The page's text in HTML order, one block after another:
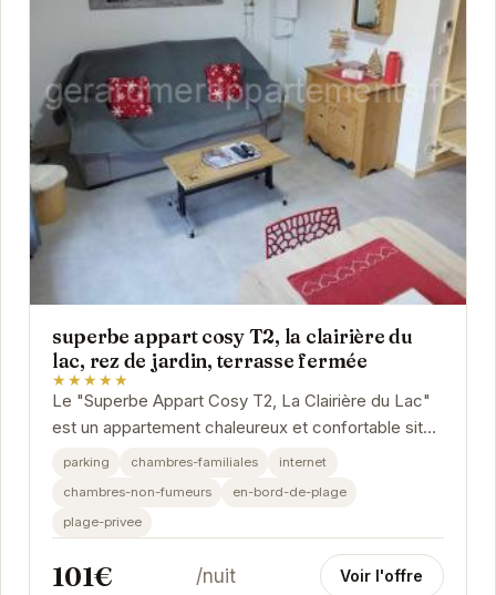
superbe appart cosy T2, la clairière du
lac, rez de jardin, terrasse fermée
★★★★★
Le "Superbe Appart Cosy T2, La Clairière du Lac"
est un appartement chaleureux et confortable situé
au rez-de-jardin, avec une terrasse fermée...
parking chambres-familiales
internet
chambres-non-fumeurs
en-bord-de-plage
plage-privee
101€ /nuit Voir l'offre